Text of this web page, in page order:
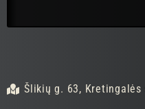
Šlikių g. 63, Kretingalės